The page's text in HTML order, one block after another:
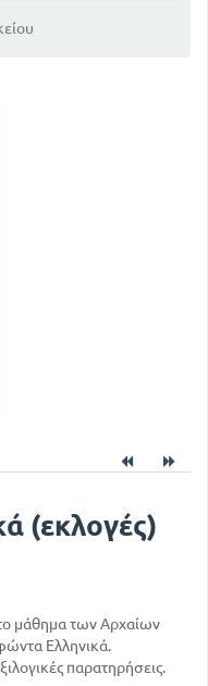
(εκλογές)
το μάθημα των Αρχαίων
Ελληνικά.
παρατηρήσεις.